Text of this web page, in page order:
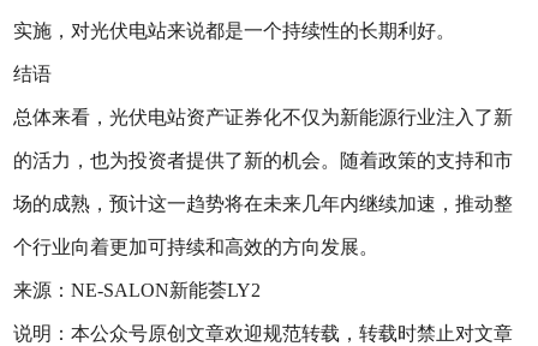
实施，对光伏电站来说都是一个持续性的长期利好。
结语
总体来看，光伏电站资产证券化不仅为新能源行业注入了新
的活力，也为投资者提供了新的机会。随着政策的支持和市
场的成熟，预计这一趋势将在未来几年内继续加速，推动整
个行业向着更加可持续和高效的方向发展。
来源：NE-SALON新能荟LY2
说明：本公众号原创文章欢迎规范转载，转载时禁止对文章